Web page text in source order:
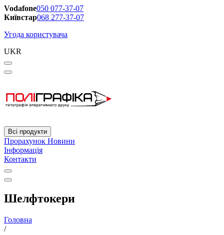
Vodafone050 077-37-07
Київстар068 277-37-07
Угода користувача
UKR
Всі продукти
Прорахунок Новини
Інформація
Контакти
Шелфтокери
Головна
/